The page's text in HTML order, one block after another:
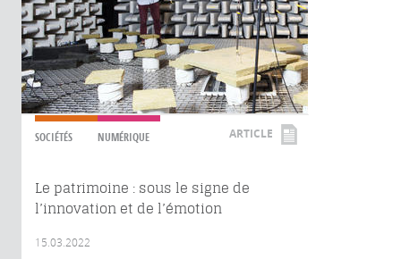
SOCIÉTÉS NUMÉRIQUE ARTICLE
Le patrimoine : sous le signe de
l’innovation et de l’émotion
15.03.2022